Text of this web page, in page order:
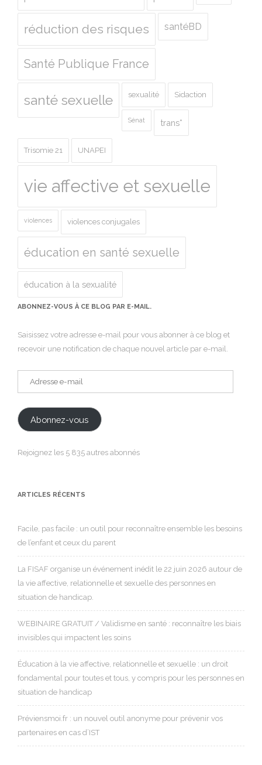
réduction des risques santéBD
Santé Publique France
santé sexuelle sexualité Sidaction
Sénat trans*
Trisomie 21 UNAPEI
vie affective et sexuelle
violences violences conjugales
éducation en santé sexuelle
éducation à la sexualité
ABONNEZ-VOUS À CE BLOG PAR E-MAIL.
Saisissez votre adresse e-mail pour vous abonner à ce blog et
recevoir une notification de chaque nouvel article par e-mail.
Abonnez-vous
Rejoignez les 5 835 autres abonnés
ARTICLES RÉCENTS
Facile, pas facile : un outil pour reconnaître ensemble les besoins
de l’enfant et ceux du parent
La FISAF organise un événement inédit le 22 juin 2026 autour de
la vie affective, relationnelle et sexuelle des personnes en
situation de handicap.
WEBINAIRE GRATUIT / Validisme en santé : reconnaître les biais
invisibles qui impactent les soins
Éducation à la vie affective, relationnelle et sexuelle : un droit
fondamental pour toutes et tous, y compris pour les personnes en
situation de handicap
Préviensmoi.fr : un nouvel outil anonyme pour prévenir vos
partenaires en cas d’IST